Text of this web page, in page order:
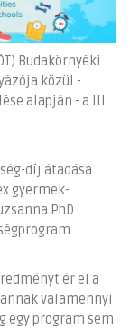
Budakörnyéki
közül -
alapján - a III.
díj átadása
gyermek-
PhD
ér el a
valamennyi
egy program sem